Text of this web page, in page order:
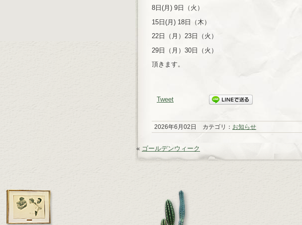
8日(月) 9日（火）
15日(月) 18日（木）
22日（月）23日（火）
29日（月）30日（火）
頂きます。
Tweet
2026年6月02日 カテゴリ： お知らせ
« ゴールデンウィーク